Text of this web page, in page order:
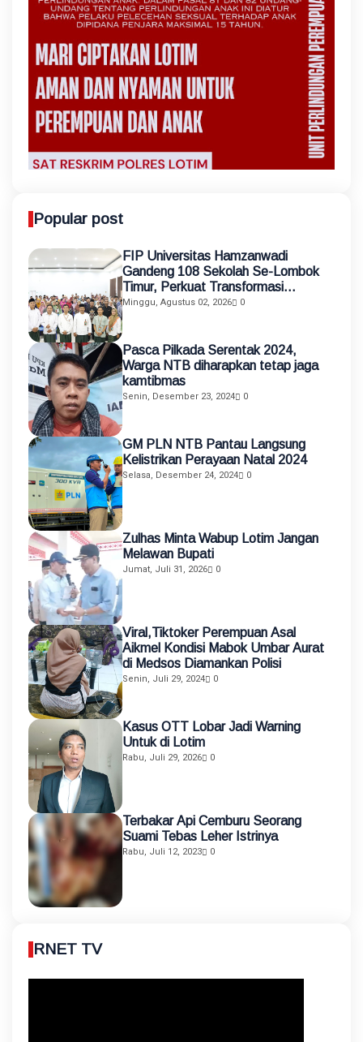
Popular post
FIP Universitas Hamzanwadi
Gandeng 108 Sekolah Se-Lombok
Timur, Perkuat Transformasi
Pendidikan melalui Asistensi
Minggu, Agustus 02, 2026 0
Pasca Pilkada Serentak 2024,
Warga NTB diharapkan tetap jaga
kamtibmas
Senin, Desember 23, 2024 0
GM PLN NTB Pantau Langsung
Kelistrikan Perayaan Natal 2024
Selasa, Desember 24, 2024 0
Zulhas Minta Wabup Lotim Jangan
Melawan Bupati
Jumat, Juli 31, 2026 0
Viral,Tiktoker Perempuan Asal
Aikmel Kondisi Mabok Umbar Aurat
di Medsos Diamankan Polisi
Senin, Juli 29, 2024 0
Kasus OTT Lobar Jadi Warning
Untuk di Lotim
Rabu, Juli 29, 2026 0
Terbakar Api Cemburu Seorang
Suami Tebas Leher Istrinya
Rabu, Juli 12, 2023 0
RNET TV